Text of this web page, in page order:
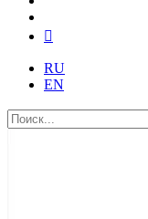
RU
EN